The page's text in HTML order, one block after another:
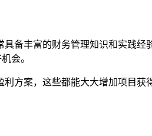
备丰富的财务管理知识和实践
会。
方案，这些都能大大增加项目